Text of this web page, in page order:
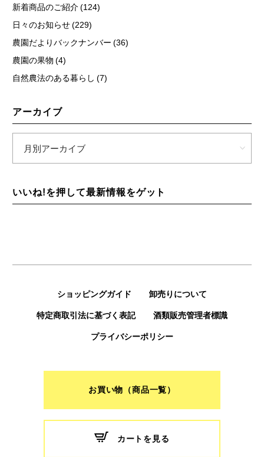
新着商品のご紹介 (124)
日々のお知らせ (229)
農園だよりバックナンバー (36)
農園の果物 (4)
自然農法のある暮らし (7)
アーカイブ
いいね!を押して最新情報をゲット
ショッピングガイド 卸売りについて
特定商取引法に基づく表記 酒類販売管理者標識
プライバシーポリシー
お買い物（商品一覧）
カートを見る